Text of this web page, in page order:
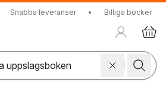
Snabba leveranser • Billiga böcker